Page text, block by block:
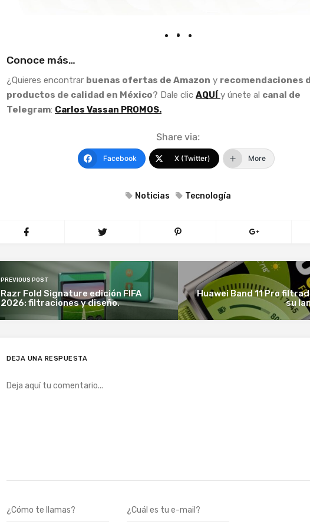
Conoce más…
¿Quieres encontrar buenas ofertas de Amazon y recomendaciones
productos de calidad en México? Dale clic AQUÍ y únete al canal de
Telegram: Carlos Vassan PROMOS.
Share via:
Facebook X (Twitter) More
Noticias Tecnología
PREVIOUS POST
Razr Fold Signature edición FIFA
2026: filtraciones y diseño.
Huawei Band 11 Pro
su
DEJA UNA RESPUESTA